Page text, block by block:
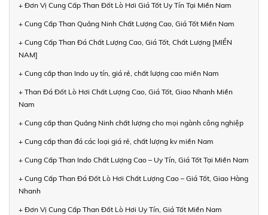
+ Đơn Vị Cung Cấp Than Đốt Lò Hơi Giá Tốt Uy Tín Tại Miền Nam
+ Cung Cấp Than Quảng Ninh Chất Lượng Cao, Giá Tốt Miền Nam
+ Cung Cấp Than Đá Chất Lượng Cao, Giá Tốt, Chất Lượng [MIỀN
NAM]
+ Cung cấp than Indo uy tín, giá rẻ, chất lượng cao miền Nam
+ Than Đá Đốt Lò Hơi Chất Lượng Cao, Giá Tốt, Giao Nhanh Miền
Nam
+ Cung cấp than Quảng Ninh chất lượng cho mọi ngành công nghiệp
+ Cung cấp than đá các loại giá rẻ, chất lượng kv miền Nam
+ Cung Cấp Than Indo Chất Lượng Cao – Uy Tín, Giá Tốt Tại Miền Nam
+ Cung Cấp Than Đá Đốt Lò Hơi Chất Lượng Cao – Giá Tốt, Giao Hàng
Nhanh
+ Đơn Vị Cung Cấp Than Đốt Lò Hơi Uy Tín, Giá Tốt Miền Nam